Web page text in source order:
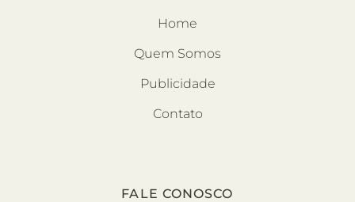
Home
Quem Somos
Publicidade
Contato
FALE CONOSCO